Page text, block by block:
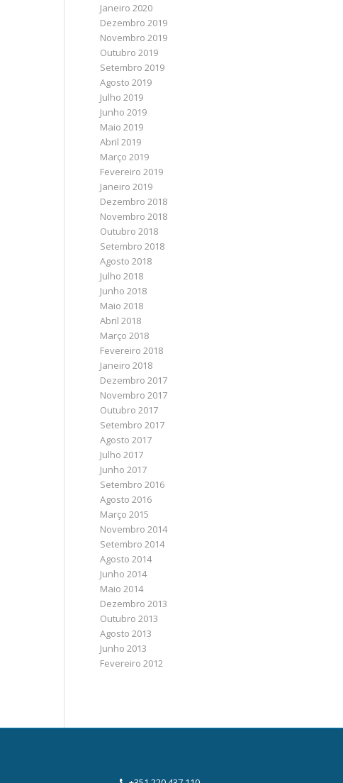
Janeiro 2020
Dezembro 2019
Novembro 2019
Outubro 2019
Setembro 2019
Agosto 2019
Julho 2019
Junho 2019
Maio 2019
Abril 2019
Março 2019
Fevereiro 2019
Janeiro 2019
Dezembro 2018
Novembro 2018
Outubro 2018
Setembro 2018
Agosto 2018
Julho 2018
Junho 2018
Maio 2018
Abril 2018
Março 2018
Fevereiro 2018
Janeiro 2018
Dezembro 2017
Novembro 2017
Outubro 2017
Setembro 2017
Agosto 2017
Julho 2017
Junho 2017
Setembro 2016
Agosto 2016
Março 2015
Novembro 2014
Setembro 2014
Agosto 2014
Junho 2014
Maio 2014
Dezembro 2013
Outubro 2013
Agosto 2013
Junho 2013
Fevereiro 2012